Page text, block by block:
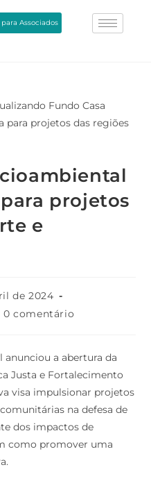
para Associados
projetos
e
de 2024
0 comentário
anunciou a abertura da
Justa e Fortalecimento
visa impulsionar projetos
na defesa de
dos impactos de
como promover uma